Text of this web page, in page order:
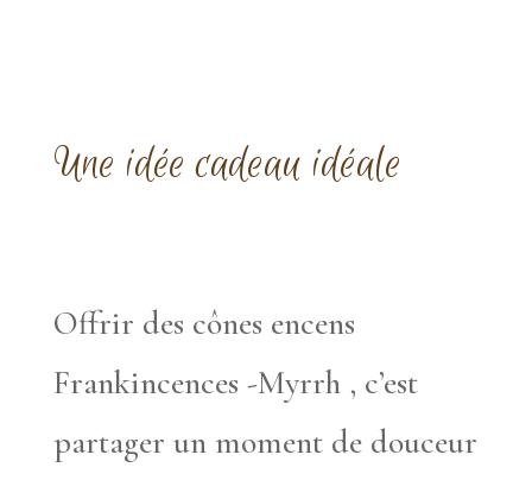
Une idée cadeau idéale
Offrir des cônes encens
Frankincences -Myrrh , c’est
partager un moment de douceur